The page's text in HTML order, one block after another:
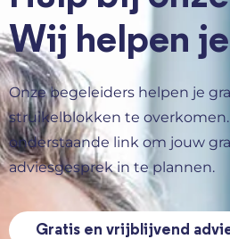
Wij helpen
Onze begeleiders helpen je
struikelblokken te
onderstaande link om jouw
adviesgesprek in te plannen.
Gratis en vrijblijvend